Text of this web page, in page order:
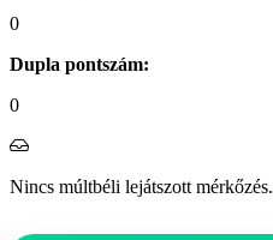
0
Dupla pontszám:
0
Nincs múltbéli lejátszott mérkőzés.